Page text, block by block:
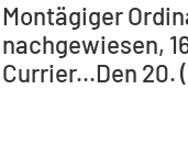
Montägiger
nachgewiesen,
Currier...Den 20.